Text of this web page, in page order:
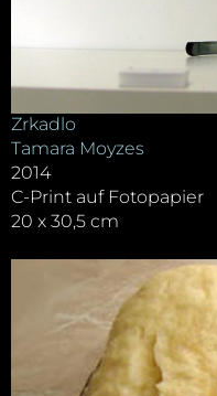
Zrkadlo
Tamara Moyzes
2014
C-Print auf Fotopapier
20 x 30,5 cm